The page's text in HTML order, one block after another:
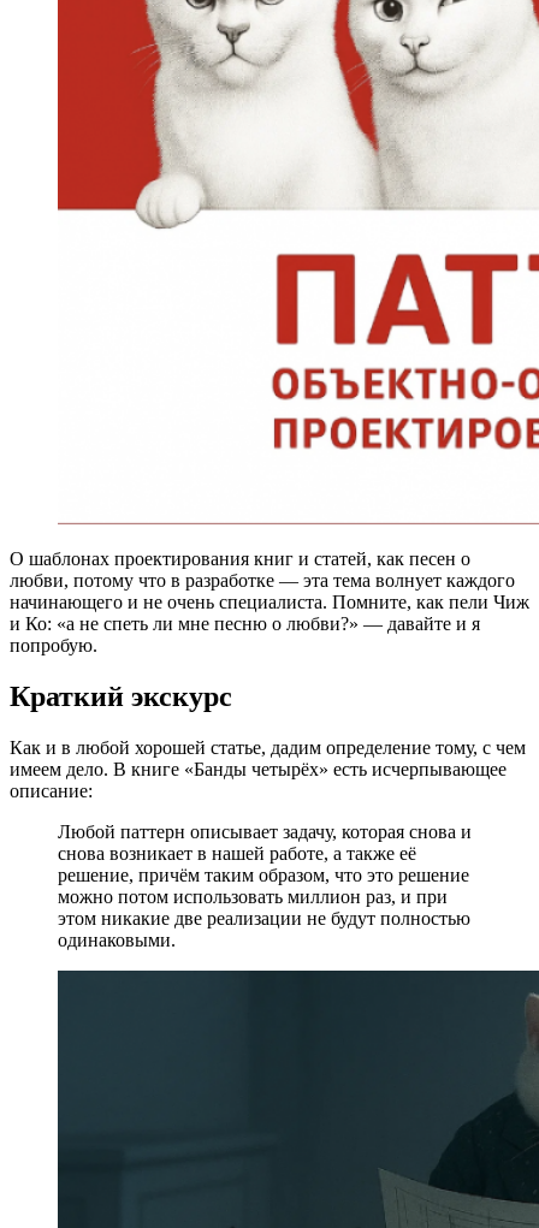
О шаблонах проектирования книг и статей, как песен о
любви, потому что в разработке — эта тема волнует каждого
начинающего и не очень специалиста. Помните, как пели Чиж
и Ко: «а не спеть ли мне песню о любви?» — давайте и я
попробую.
Краткий экскурс
Как и в любой хорошей статье, дадим определение тому, с чем
имеем дело. В книге «Банды четырёх» есть исчерпывающее
описание:
Любой паттерн описывает задачу, которая снова и
снова возникает в нашей работе, а также её
решение, причём таким образом, что это решение
можно потом использовать миллион раз, и при
этом никакие две реализации не будут полностью
одинаковыми.